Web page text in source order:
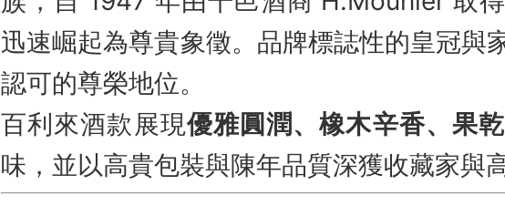
迅速崛起為尊貴象徵。品牌標誌性的皇冠與
認可的尊榮地位。
百利來酒款展現優雅圓潤、橡木辛香、果
味，並以高貴包裝與陳年品質深獲收藏家與